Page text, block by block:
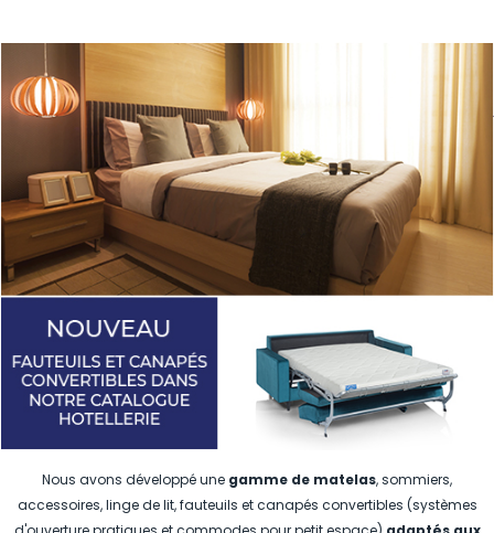
Nous avons développé une gamme de matelas, sommiers,
accessoires, linge de lit, fauteuils et canapés convertibles (systèmes